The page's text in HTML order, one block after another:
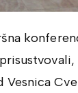
Vesnica